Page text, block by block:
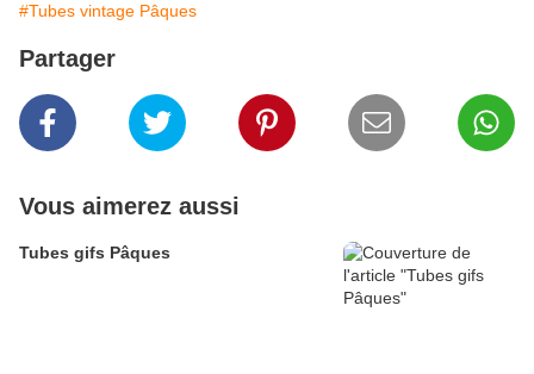
#Tubes vintage Pâques
Partager
Vous aimerez aussi
Tubes gifs Pâques